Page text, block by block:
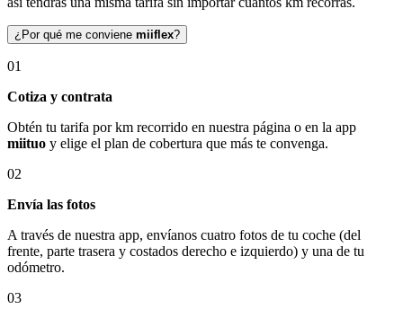
¿Por qué me conviene miiflex?
01
Cotiza y contrata
Obtén tu tarifa por km recorrido en nuestra página o en la app
miituo y elige el plan de cobertura que más te convenga.
02
Envía las fotos
A través de nuestra app, envíanos cuatro fotos de tu coche (del
frente, parte trasera y costados derecho e izquierdo) y una de tu
odómetro.
03